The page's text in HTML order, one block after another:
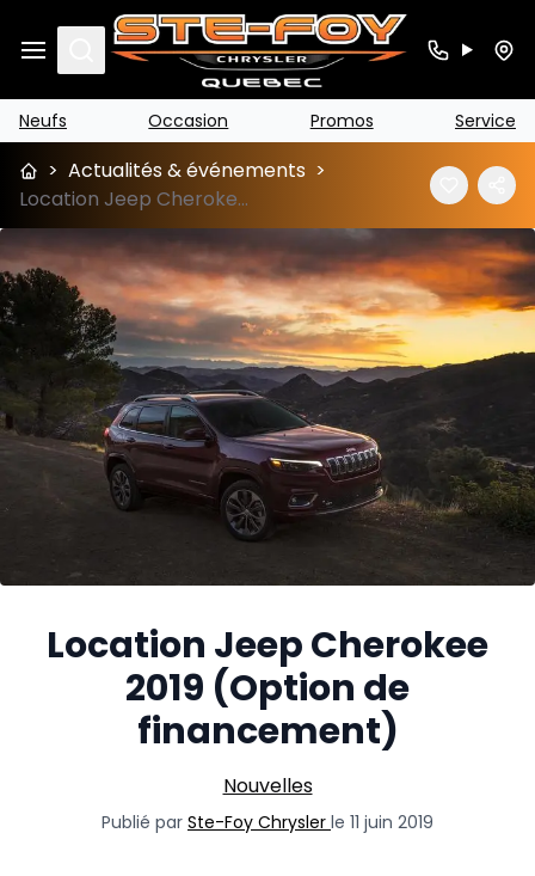
Search
Neufs Occasion Promos Service
> Actualités & événements >
Location Jeep Cherokee 2019 (Option de financement)
Location Jeep Cherokee
2019 (Option de
financement)
Nouvelles
Publié par Ste-Foy Chrysler le 11 juin 2019